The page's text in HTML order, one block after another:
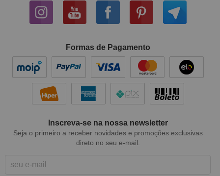
Formas de Pagamento
Inscreva-se na nossa newsletter
Seja o primeiro a receber novidades e promoções exclusivas
direto no seu e-mail.